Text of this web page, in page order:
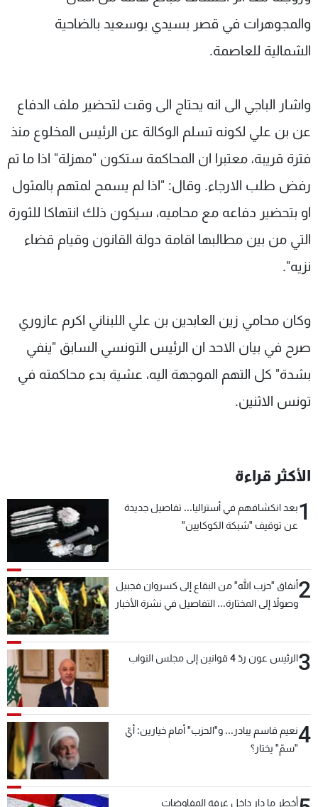
والمجوهرات في قصر بسيدي بوسعيد بالضاحية
الشمالية للعاصمة.
واشار الباجي الى انه يحتاج الى وقت لتحضير ملف الدفاع
عن بن علي لكونه تسلم الوكالة عن الرئيس المخلوع منذ
فترة قريبة، معتبرا ان المحاكمة ستكون "مهزلة" اذا ما تم
رفض طلب الارجاء. وقال: "اذا لم يسمح لمتهم بالمثول
او بتحضير دفاعه مع محاميه، سيكون ذلك انتهاكا للثورة
التي من بين مطالبها اقامة دولة القانون وقيام قضاء
نزيه".
وكان محامي زين العابدين بن علي اللبناني اكرم عازوري
صرح في بيان الاحد ان الرئيس التونسي السابق "ينفي
بشدة" كل التهم الموجهة اليه، عشية بدء محاكمته في
تونس الاثنين.
الأكثر قراءة
1بعد انكشافهم في أستراليا... تفاصيل جديدة
عن توقيف "شبكة الكوكايين"
2أنفاق "حزب الله" من البقاع إلى كسروان فجبيل
وصولاً إلى المختارة... التفاصيل في نشرة الأخبار
3الرئيس عون ردّ 4 قوانين إلى مجلس النواب
4نعيم قاسم يبادر... و"الحزب" أمام خيارين: أيّ
"سمّ" يختار؟
أخطر ما دار داخل غرفة المفاوضات